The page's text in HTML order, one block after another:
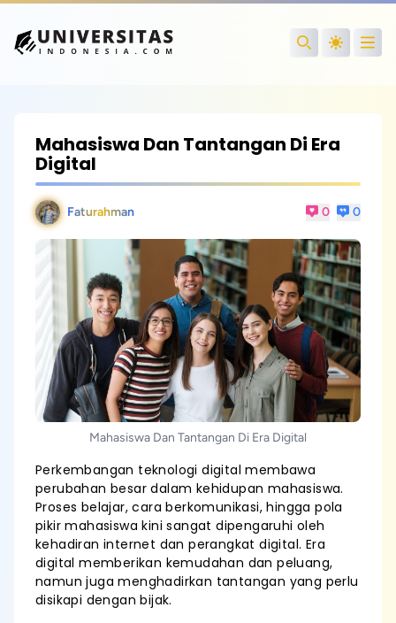
Search
Mahasiswa Dan Tantangan Di Era
Digital
Faturahman 0 0
Mahasiswa Dan Tantangan Di Era Digital
Perkembangan teknologi digital membawa
perubahan besar dalam kehidupan mahasiswa.
Proses belajar, cara berkomunikasi, hingga pola
pikir mahasiswa kini sangat dipengaruhi oleh
kehadiran internet dan perangkat digital. Era
digital memberikan kemudahan dan peluang,
namun juga menghadirkan tantangan yang perlu
disikapi dengan bijak.